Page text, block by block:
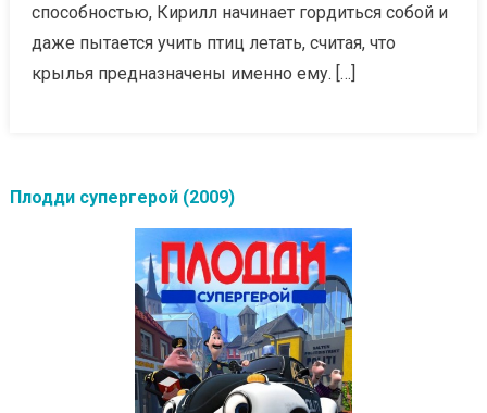
способностью, Кирилл начинает гордиться собой и
даже пытается учить птиц летать, считая, что
крылья предназначены именно ему. […]
Плодди супергерой (2009)